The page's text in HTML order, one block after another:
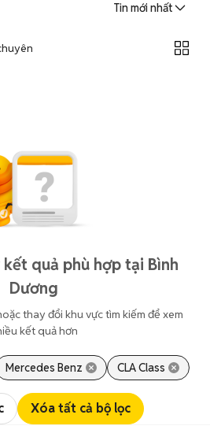
Tin mới nhất
quả phù hợp tại Bình
Dương
thay đổi khu vực tìm kiếm để xem
kết quả hơn
Mercedes Benz CLA Class
Xóa tất cả bộ lọc